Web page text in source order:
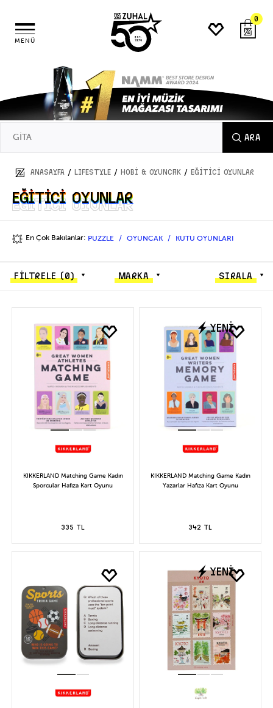
MENÜ
0
ARA
ANASAYFA / LIFESTYLE / Hobi & Oyuncak / EĞİTİCİ OYUNLAR
EĞİTİCİ OYUNLAR
EĞİTİCİ OYUNLAR
💥 En Çok Bakılanlar: PUZZLE OYUNCAK KUTU OYUNLARI
FİLTRELE(0) MARKA SIRALA
KIKKERLAND Matching Game Kadın
Sporcular Hafıza Kart Oyunu
335 TL
YENİ
KIKKERLAND Matching Game Kadın
Yazarlar Hafıza Kart Oyunu
342 TL
YENİ